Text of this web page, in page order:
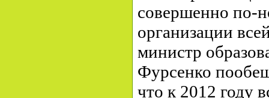
совершенно по-
организации
министр
Фурсенко
что к 2012 году